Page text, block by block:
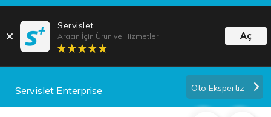
Servislet
Aracın İçin Ürün ve Hizmetler Aç
Servislet Enterprise Oto Ekspertiz